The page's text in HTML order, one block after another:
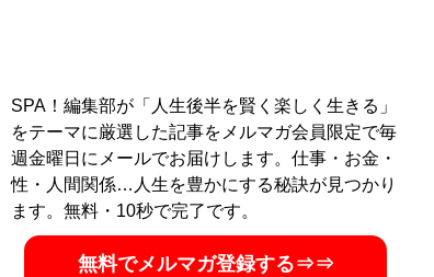
SPA！編集部が「人生後半を賢く楽しく生きる」
をテーマに厳選した記事をメルマガ会員限定で毎
週金曜日にメールでお届けします。仕事・お金・
性・人間関係…人生を豊かにする秘訣が見つかり
ます。無料・10秒で完了です。
無料でメルマガ登録する⇒⇒